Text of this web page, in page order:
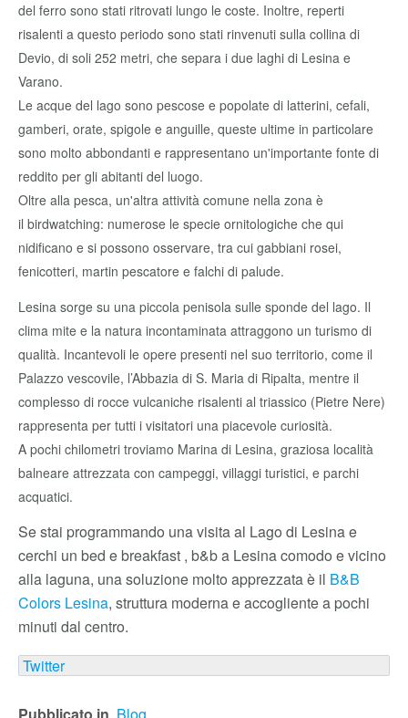
del ferro sono stati ritrovati lungo le coste. Inoltre, reperti
risalenti a questo periodo sono stati rinvenuti sulla collina di
Devio, di soli 252 metri, che separa i due laghi di Lesina e
Varano.
Le acque del lago sono pescose e popolate di latterini, cefali,
gamberi, orate, spigole e anguille, queste ultime in particolare
sono molto abbondanti e rappresentano un'importante fonte di
reddito per gli abitanti del luogo.
Oltre alla pesca, un'altra attività comune nella zona è
il birdwatching: numerose le specie ornitologiche che qui
nidificano e si possono osservare, tra cui gabbiani rosei,
fenicotteri, martin pescatore e falchi di palude.
Lesina sorge su una piccola penisola sulle sponde del lago. Il
clima mite e la natura incontaminata attraggono un turismo di
qualità. Incantevoli le opere presenti nel suo territorio, come il
Palazzo vescovile, l’Abbazia di S. Maria di Ripalta, mentre il
complesso di rocce vulcaniche risalenti al triassico (Pietre Nere)
rappresenta per tutti i visitatori una piacevole curiosità.
A pochi chilometri troviamo Marina di Lesina, graziosa località
balneare attrezzata con campeggi, villaggi turistici, e parchi
acquatici.
Se stai programmando una visita al Lago di Lesina e
cerchi un bed e breakfast , b&b a Lesina comodo e vicino
alla laguna, una soluzione molto apprezzata è il B&B
Colors Lesina, struttura moderna e accogliente a pochi
minuti dal centro.
Twitter